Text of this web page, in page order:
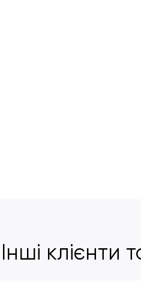
Інші клієнти